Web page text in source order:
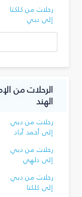
رحلات من كلكتا
إلى دبي
الرحلات من
الهند
رحلات من دبي
إلى أحمد آباد
رحلات من دبي
إلى دلهي
رحلات من دبي
إلى كلكتا